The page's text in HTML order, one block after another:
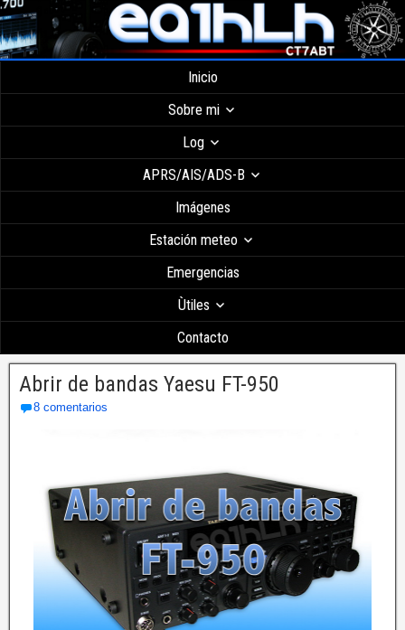
Inicio
Sobre mi
Log
APRS/AIS/ADS-B
Imágenes
Estación meteo
Emergencias
Ùtiles
Contacto
Abrir de bandas Yaesu FT-950
8 comentarios